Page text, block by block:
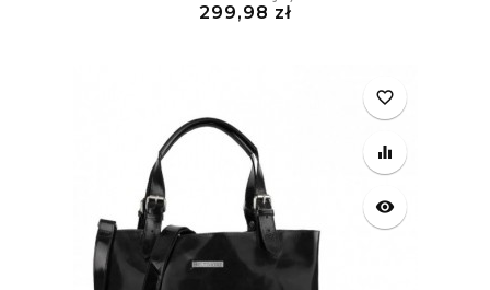
299,98 złCena
favorite_border
equalizer
visibility